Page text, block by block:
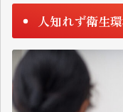
人知れず衛生